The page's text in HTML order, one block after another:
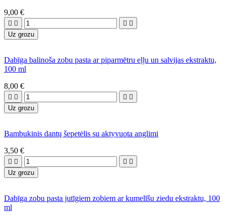
9,00 €
   
Uz grozu
Dabīga balinoša zobu pasta ar piparmētru eļļu un salvijas ekstraktu,
100 ml
8,00 €
   
Uz grozu
Bambukinis dantų šepetėlis su aktyvuota anglimi
3,50 €
   
Uz grozu
Dabīga zobu pasta jutīgiem zobiem ar kumelīšu ziedu ekstraktu, 100
ml